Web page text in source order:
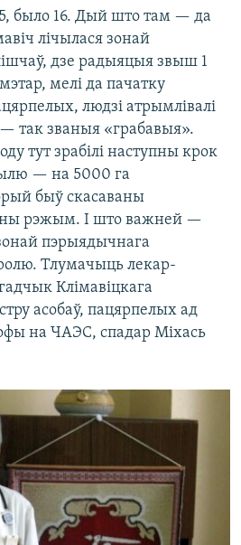
5, было 16. Дый што там — да
лічылася зонай
дзе радыяцыя звыш 1
мелі да пачатку
людзі атрымлівалі
так званыя «грабавыя».
тут зрабілі наступны крок
— на 5000 га
быў скасаваны
рэжым. І што важней —
пэрыядычнага
Тлумачыць лекар-
Клімавіцкага
асобаў, пацярпелых ад
на ЧАЭС, спадар Міхась